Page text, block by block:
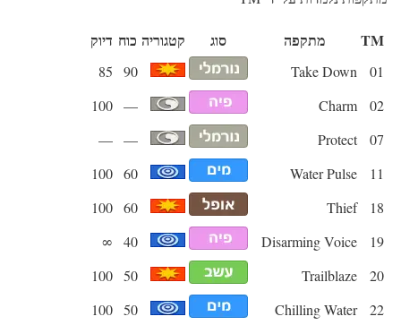
TM מתקפה סוג קטגוריה כוח דיוק
01
Take Down
90
85
02
Charm
—
100
07
Protect
—
—
11
Water Pulse
60
100
18
Thief
60
100
19
Disarming Voice
40
∞
20
Trailblaze
50
100
22
Chilling Water
50
100